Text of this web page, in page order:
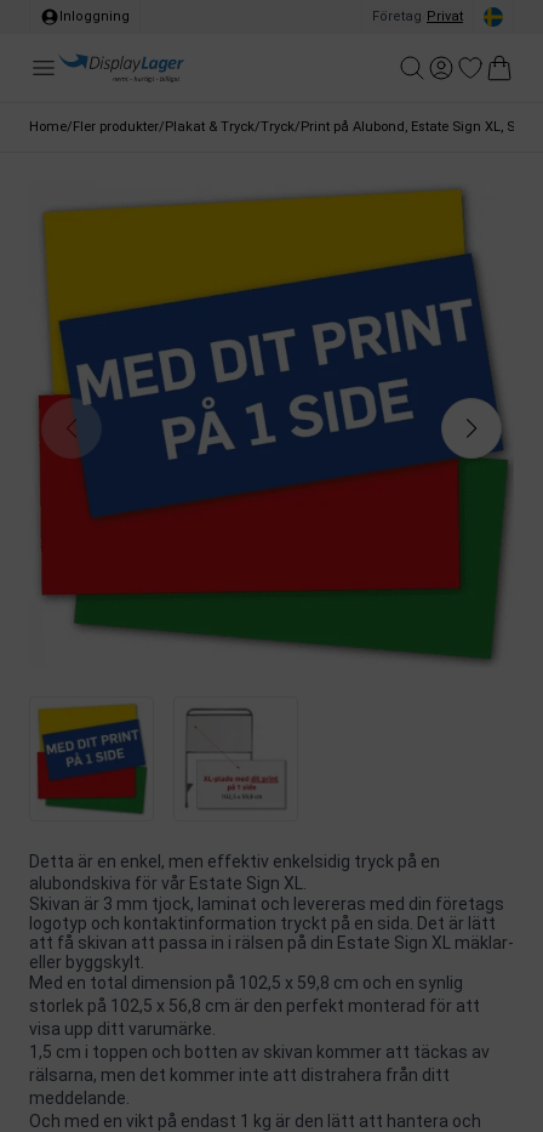
Inloggning Företag Privat
Home/Fler produkter/Plakat & Tryck/Tryck/Print på Alubond, Estate Sign XL,
Detta är en enkel, men effektiv enkelsidig tryck på en
alubondskiva för vår Estate Sign XL.
Skivan är 3 mm tjock, laminat och levereras med din företags
logotyp och kontaktinformation tryckt på en sida. Det är lätt
att få skivan att passa in i rälsen på din Estate Sign XL mäklar-
eller byggskylt.
Med en total dimension på 102,5 x 59,8 cm och en synlig
storlek på 102,5 x 56,8 cm är den perfekt monterad för att
visa upp ditt varumärke.
1,5 cm i toppen och botten av skivan kommer att täckas av
rälsarna, men det kommer inte att distrahera från ditt
meddelande.
Och med en vikt på endast 1 kg är den lätt att hantera och